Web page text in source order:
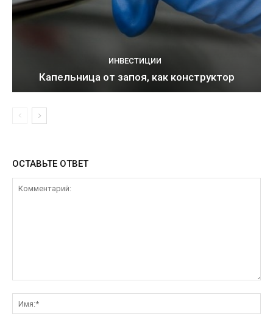
ИНВЕСТИЦИИ
Капельница от запоя, как конструктор
ОСТАВЬТЕ ОТВЕТ